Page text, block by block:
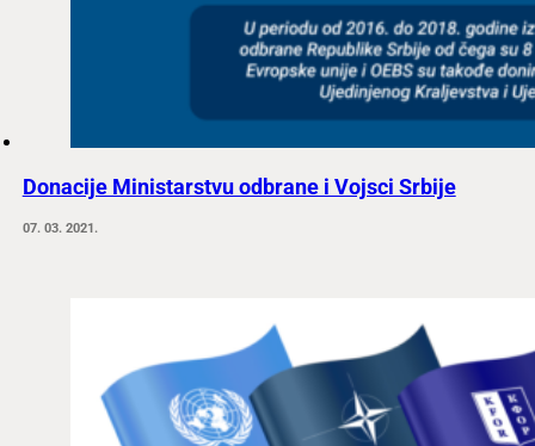
Donacije Ministarstvu odbrane i Vojsci Srbije
07. 03. 2021.